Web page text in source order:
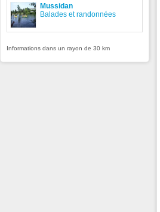
Mussidan
Balades et randonnées
Informations dans un rayon de 30 km